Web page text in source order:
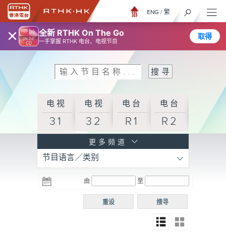
× 全新 RTHK On The Go
一手掌握 RTHK 电台、电视节目
取得
ENG / 繁
电视
31
电视
32
电台
R1
电台
R2
R3
电台 电台
R5
电台
普通
更多频道
节目语言／类别
由 至
搜寻
重设